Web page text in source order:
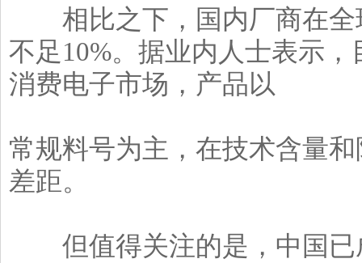
相比之下，国内厂商在全
不足10%。据业内人士表示
消费电子市场，产品以
常规料号为主，在技术含量
差距。
但值得关注的是，中国已